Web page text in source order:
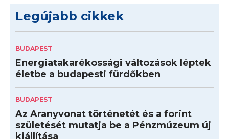
Legújabb cikkek
BUDAPEST
Energiatakarékossági változások léptek
életbe a budapesti fürdőkben
BUDAPEST
Az Aranyvonat történetét és a forint
születését mutatja be a Pénzmúzeum új
kiállítása